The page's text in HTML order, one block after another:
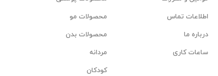
اطلاعات تماس
درباره ما
ساعات کاری
محصولات مو
محصولات بدن
مردانه
کودکان